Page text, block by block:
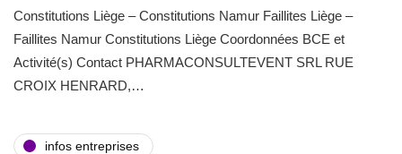
Constitutions Liège – Constitutions Namur Faillites Liège –
Faillites Namur Constitutions Liège Coordonnées BCE et
Activité(s) Contact PHARMACONSULTEVENT SRL RUE
CROIX HENRARD,…
infos entreprises